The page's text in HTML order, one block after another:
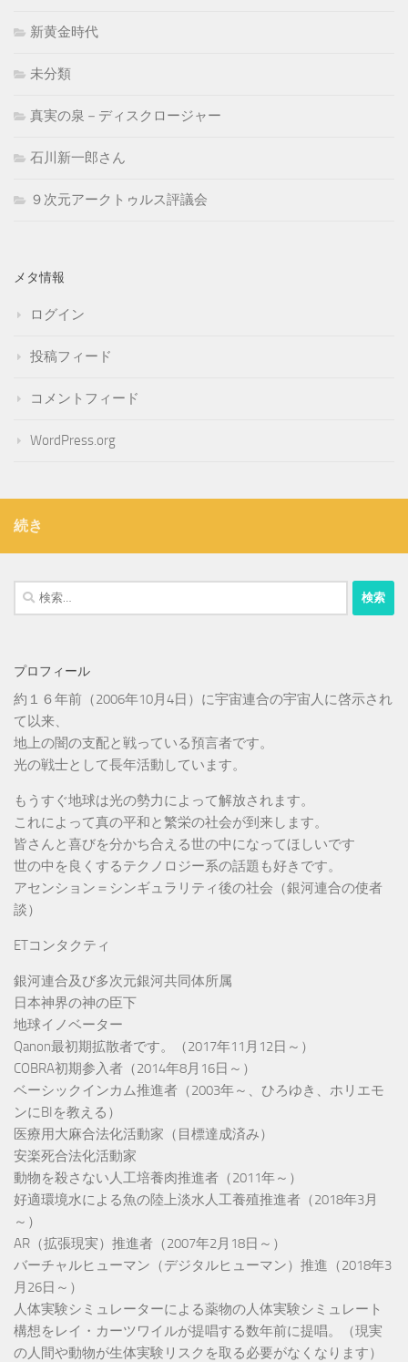
新黄金時代
未分類
真実の泉－ディスクロージャー
石川新一郎さん
９次元アークトゥルス評議会
メタ情報
ログイン
投稿フィード
コメントフィード
WordPress.org
続き
検
索:
プロフィール
約１６年前（2006年10月4日）に宇宙連合の宇宙人に啓示され
て以来、
地上の闇の支配と戦っている預言者です。
光の戦士として長年活動しています。
もうすぐ地球は光の勢力によって解放されます。
これによって真の平和と繁栄の社会が到来します。
皆さんと喜びを分かち合える世の中になってほしいです
世の中を良くするテクノロジー系の話題も好きです。
アセンション＝シンギュラリティ後の社会（銀河連合の使者
談）
ETコンタクティ
銀河連合及び多次元銀河共同体所属
日本神界の神の臣下
地球イノベーター
Qanon最初期拡散者です。（2017年11月12日～）
COBRA初期参入者（2014年8月16日～）
ベーシックインカム推進者（2003年～、ひろゆき、ホリエモ
ンにBIを教える）
医療用大麻合法化活動家（目標達成済み）
安楽死合法化活動家
動物を殺さない人工培養肉推進者（2011年～）
好適環境水による魚の陸上淡水人工養殖推進者（2018年3月
～）
AR（拡張現実）推進者（2007年2月18日～）
バーチャルヒューマン（デジタルヒューマン）推進（2018年3
月26日～）
人体実験シミュレーターによる薬物の人体実験シミュレート
構想をレイ・カーツワイルが提唱する数年前に提唱。（現実
の人間や動物が生体実験リスクを取る必要がなくなります）